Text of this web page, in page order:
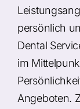
persönlich
Dental
im
Angeboten.